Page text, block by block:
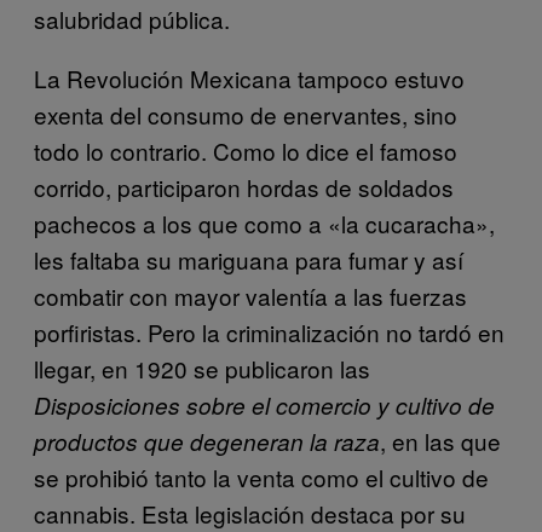
salubridad pública.
La Revolución Mexicana tampoco estuvo
exenta del consumo de enervantes, sino
todo lo contrario. Como lo dice el famoso
corrido, participaron hordas de soldados
pachecos a los que como a «la cucaracha»,
les faltaba su mariguana para fumar y así
combatir con mayor valentía a las fuerzas
porfiristas. Pero la criminalización no tardó en
llegar, en 1920 se publicaron las
Disposiciones sobre el comercio y cultivo de
productos que degeneran la raza, en las que
se prohibió tanto la venta como el cultivo de
cannabis. Esta legislación destaca por su